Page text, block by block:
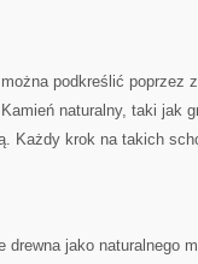
podkreślić⁢ poprzez
naturalny, taki jak
Każdy krok na takich
‌jako ‌naturalnego